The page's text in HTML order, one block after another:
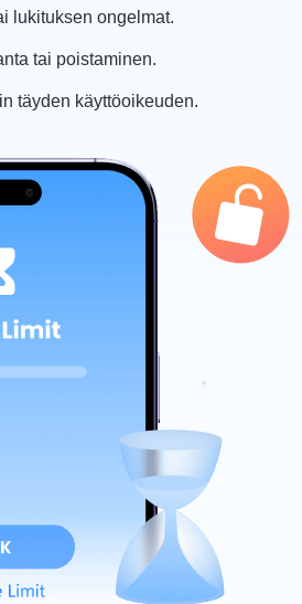
lukituksen ongelmat.
tai poistaminen.
täyden käyttöoikeuden.